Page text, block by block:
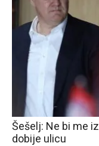
Šešelj: Ne bi me
dobije ulicu